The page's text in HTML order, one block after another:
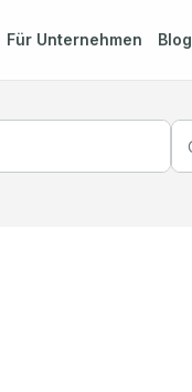
Für Unternehmen Blog